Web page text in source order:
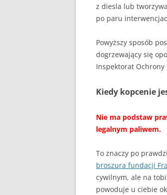
z diesla lub
po paru
Powyższy sposób
dogrzewający się
Inspektorat Ochrony
Kiedy kopcenie
Nie ma podstaw
legalnym paliwem.
To znaczy po
broszura fundacji
cywilnym, ale na
powoduje u ciebie